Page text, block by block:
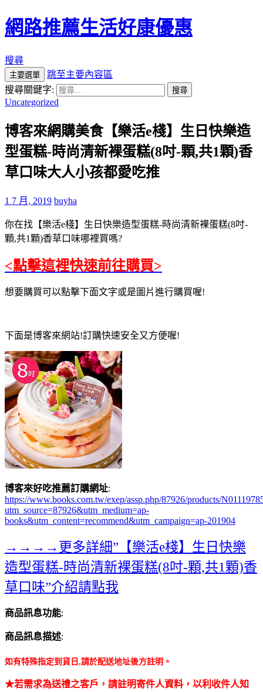
網路推薦生活好康優惠
搜尋
主要選單
跳至主要內容區
搜尋關鍵字:
Uncategorized
博客來網購美食【樂活e棧】生日快樂造
型蛋糕-時尚清新裸蛋糕(8吋-顆,共1顆)香
草口味大人小孩都愛吃推
1 7 月, 2019 buyha
你在找【樂活e棧】生日快樂造型蛋糕-時尚清新裸蛋糕(8吋-
顆,共1顆)香草口味哪裡買嗎?
<點擊這裡快速前往購買>
想要購買可以點擊下面文字或是圖片進行購買喔!
下面是博客來網站!訂購快速安全又方便喔!
博客來好吃推薦訂購網址:
https://www.books.com.tw/exep/assp.php/87926/products/
utm_source=87926&utm_medium=ap-
books&utm_content=recommend&utm_campaign=ap-201904
→→→→更多詳細”【樂活e棧】生日快樂
造型蛋糕-時尚清新裸蛋糕(8吋-顆,共1顆)香
草口味”介紹請點我
商品訊息功能:
商品訊息描述:
如有特殊指定到貨日,請於配送地址後方註明。
★若需求為送禮之客戶，請註明寄件人資料，以利收件人知